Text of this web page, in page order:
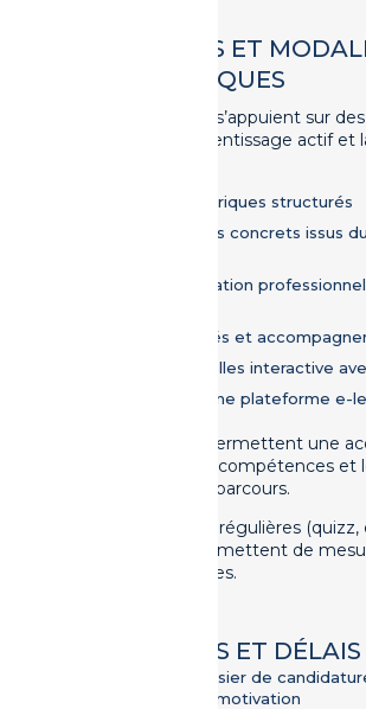
MÉTHODES ET
PÉDAGOGIQUES
Nos formations s’appuient sur
favorisant l’apprentissage actif
Apports théoriques structurés
Études de cas concrets issus
Mises en situation
Travaux dirigés et
Classes virtuelles interactive
Utilisation d'une plateforme e-
Ces modalités permettent une
progressive des compétences et
tout au long du parcours.
Des évaluations régulières
en situation) permettent de
des compétences.
MODALITÉS ET
Étude du dossier de
entretien de motivation